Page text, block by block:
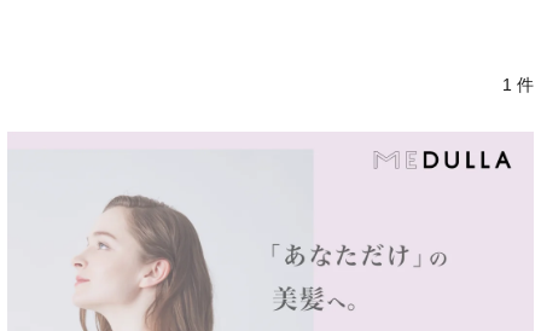
1 件